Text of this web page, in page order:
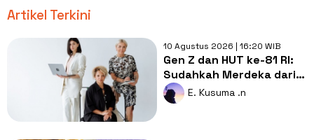
Artikel Terkini
10 Agustus 2026 | 16:20 WIB
Gen Z dan HUT ke-81 RI:
Sudahkah Merdeka dari
Tekanan Selalu Terlihat
Sukses?
E. Kusuma .n